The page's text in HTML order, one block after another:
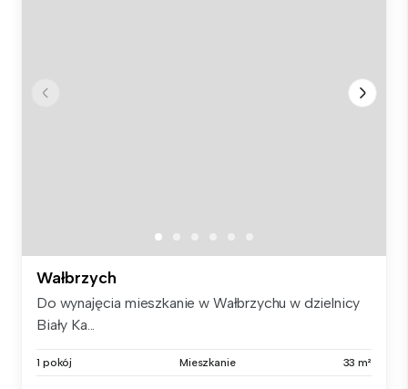
Wałbrzych
Do wynajęcia mieszkanie w Wałbrzychu w dzielnicy
Biały Ka...
1 pokój Mieszkanie 33 m²